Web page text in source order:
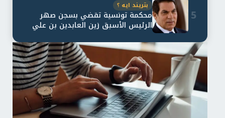
5
بتريند ايه ؟
محكمة تونسية تقضي بسجن صهر
الرئيس الأسبق زين العابدين بن علي